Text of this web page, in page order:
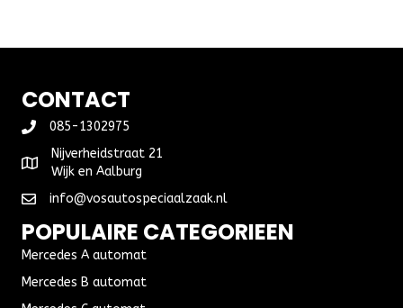
CONTACT
085-1302975
Nijverheidstraat 21
Wijk en Aalburg
info@vosautospeciaalzaak.nl
POPULAIRE CATEGORIEEN
Mercedes A automat
Mercedes B automat